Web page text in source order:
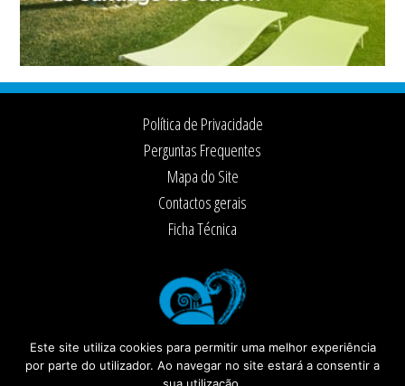
Footer
Política de Privacidade
Perguntas Frequentes
Mapa do Site
Contactos gerais
Ficha Técnica
Este site utiliza cookies para permitir uma melhor experiência
por parte do utilizador. Ao navegar no site estará a consentir a